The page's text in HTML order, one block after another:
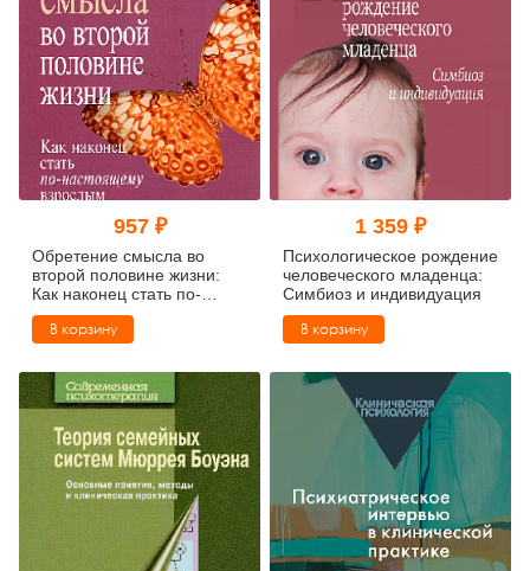
957 ₽
Обретение смысла во
второй половине жизни:
Как наконец стать по-
настоящему взрослым
В корзину
1 359 ₽
Психологическое рождение
человеческого младенца:
Симбиоз и индивидуация
В корзину